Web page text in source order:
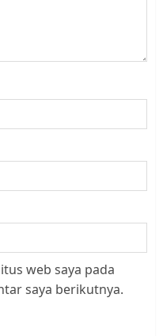
web saya pada
saya berikutnya.
Batam, Warga